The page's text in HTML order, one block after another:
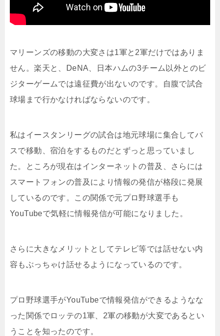
マリーンズの移動の大変さは1軍と2軍だけではありま
せん。楽天と、DeNA、日本ハムの3チーム以外とのビ
ジターゲームでは遠征費が出ないのです。自腹で試合
球場まで行かなければならないのです。
私はイースタンリーグの試合は地元球場に集合してバ
スで移動、宿泊をするものだとずっと思っていまし
た。ところが現在はインターネットの普及、さらには
スマートフォンの普及により情報の発信が格段に発展
しているのです。この関係で元プロ野球選手も
YouTubeで気軽に情報発信が可能になりました。
さらに大きなメリットとしてテレビ等では話せない内
容もぶっちゃけ話せるようになっているのです。
プロ野球選手がYouTubeで情報発信ができるようなな
った関係でロッテの1軍、2軍の移動が大変であるとい
うことを知ったのです。